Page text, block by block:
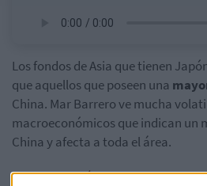
Los fondos de Asia que tienen
que aquellos que poseen una
China. Mar Barrero ve mucha
macroeconómicos que indican un
China y afecta a toda el área.
La economía china se ralentiza